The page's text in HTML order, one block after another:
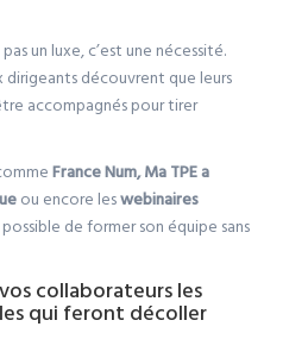
un luxe, c’est une nécessité.
découvrent que leurs
accompagnés pour tirer
France Num, Ma TPE a
ou encore leswebinaires
de former son équipe sans
collaborateurs les
qui feront décoller